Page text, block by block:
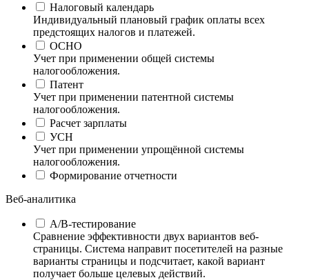
Налоговый календарь
Индивидуальный плановый график оплаты всех
предстоящих налогов и платежей.
ОСНО
Учет при применении общей системы
налогообложения.
Патент
Учет при применении патентной системы
налогообложения.
Расчет зарплаты
УСН
Учет при применении упрощённой системы
налогообложения.
Формирование отчетности
Веб-аналитика
А/B-тестирование
Сравнение эффективности двух вариантов веб-
страницы. Система направит посетителей на разные
варианты страницы и подсчитает, какой вариант
получает больше целевых действий.